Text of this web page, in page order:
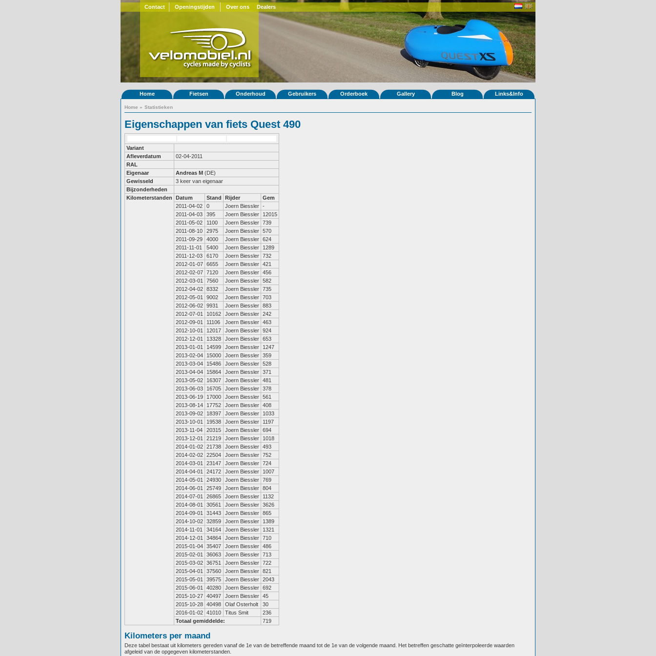
Contact Openingstijden Over ons Dealers
Home Fietsen Onderhoud Gebruikers Orderboek Gallery Blog Links&Info
Home » Statistieken
Eigenschappen van fiets Quest 490
Variant
Afleverdatum
02-04-2011
RAL
Eigenaar
Andreas M (DE)
Gewisseld
3 keer van eigenaar
Bijzonderheden
Kilometerstanden
Datum Stand Rijder
Gem
2011-04-02
0 Joern Biessler -
2011-04-03
395 Joern Biessler
12015
2011-05-02
1100 Joern Biessler 739
2011-08-10
2975 Joern Biessler 570
2011-09-29
4000 Joern Biessler 624
2011-11-01
5400 Joern Biessler
1289
2011-12-03
6170 Joern Biessler 732
2012-01-07 6655 Joern Biessler 421
2012-02-07 7120 Joern Biessler 456
2012-03-01
7560 Joern Biessler 582
2012-04-02 8332 Joern Biessler 735
2012-05-01
9002 Joern Biessler 703
2012-06-02 9931 Joern Biessler 883
2012-07-01
10162 Joern Biessler 242
2012-09-01
11106 Joern Biessler 463
2012-10-01
12017 Joern Biessler 924
2012-12-01
13328 Joern Biessler 653
2013-01-01
14599 Joern Biessler
1247
2013-02-04
15000 Joern Biessler 359
2013-03-04
15486 Joern Biessler 528
2013-04-04
15864 Joern Biessler 371
2013-05-02
16307 Joern Biessler 481
2013-06-03
16705 Joern Biessler 378
2013-06-19
17000 Joern Biessler 561
2013-08-14
17752 Joern Biessler 408
2013-09-02
18397 Joern Biessler
1033
2013-10-01
19538 Joern Biessler
1197
2013-11-04
20315 Joern Biessler 694
2013-12-01
21219 Joern Biessler
1018
2014-01-02 21738 Joern Biessler 493
2014-02-02 22504 Joern Biessler 752
2014-03-01
23147 Joern Biessler 724
2014-04-01
24172 Joern Biessler
1007
2014-05-01
24930 Joern Biessler 769
2014-06-01
25749 Joern Biessler 804
2014-07-01
26865 Joern Biessler
1132
2014-08-01
30561 Joern Biessler 3626
2014-09-01
31443 Joern Biessler 865
2014-10-02 32859 Joern Biessler
1389
2014-11-01
34164 Joern Biessler
1321
2014-12-01
34864 Joern Biessler 710
2015-01-04 35407 Joern Biessler 486
2015-02-01
36063 Joern Biessler 713
2015-03-02 36751 Joern Biessler 722
2015-04-01
37560 Joern Biessler 821
2015-05-01
39575 Joern Biessler 2043
2015-06-01
40280 Joern Biessler 692
2015-10-27 40497 Joern Biessler 45
2015-10-28 40498 Olaf Osterholt
30
2016-01-02 41010 Titus Smit
236
Totaal gemiddelde:
719
Kilometers per maand
Deze tabel bestaat uit kilometers gereden vanaf de 1e van de betreffende maand tot de 1e van de volgende maand. Het betreffen geschatte geïnterpoleerde waarden
afgeleid van de opgegeven kilometerstanden.